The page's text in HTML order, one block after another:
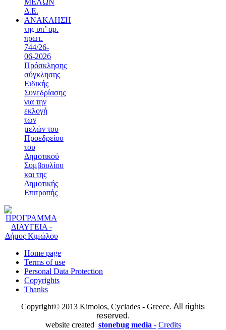
ΜΕΛΩΝ
Δ.Ε.
ΑΝΑΚΛΗΣΗ
της υπ’ αρ.
πρωτ.
744/26-
06-2026
Πρόσκλησης
σύγκλησης
Ειδικής
Συνεδρίασης
για την
εκλογή
των
μελών του
Προεδρείου
του
Δημοτικού
Συμβουλίου
και της
Δημοτικής
Επιτροπής
Home page
Terms of use
Personal Data Protection
Copyrights
Thanks
Copyright© 2013 Kimolos, Cyclades - Greece. All rights
reserved.
website created stonebug media - Credits